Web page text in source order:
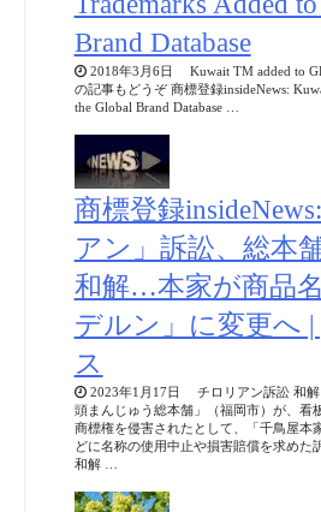
Brand Database
2018年3月6日 Kuwait TM added to
の記事もどうぞ 商標登録insideNews:
the Global Brand Database …
商標登録
アン」訴訟、総本
和解…本家が商品
デルン」に変更へ |
ス
2023年1月17日 チロリアン訴訟 和解
頭まんじゅう総本舗」（福岡市）が、看
商標権を侵害されたとして、「千鳥屋本
どに名称の使用中止や損害賠償を求めた
和解 …